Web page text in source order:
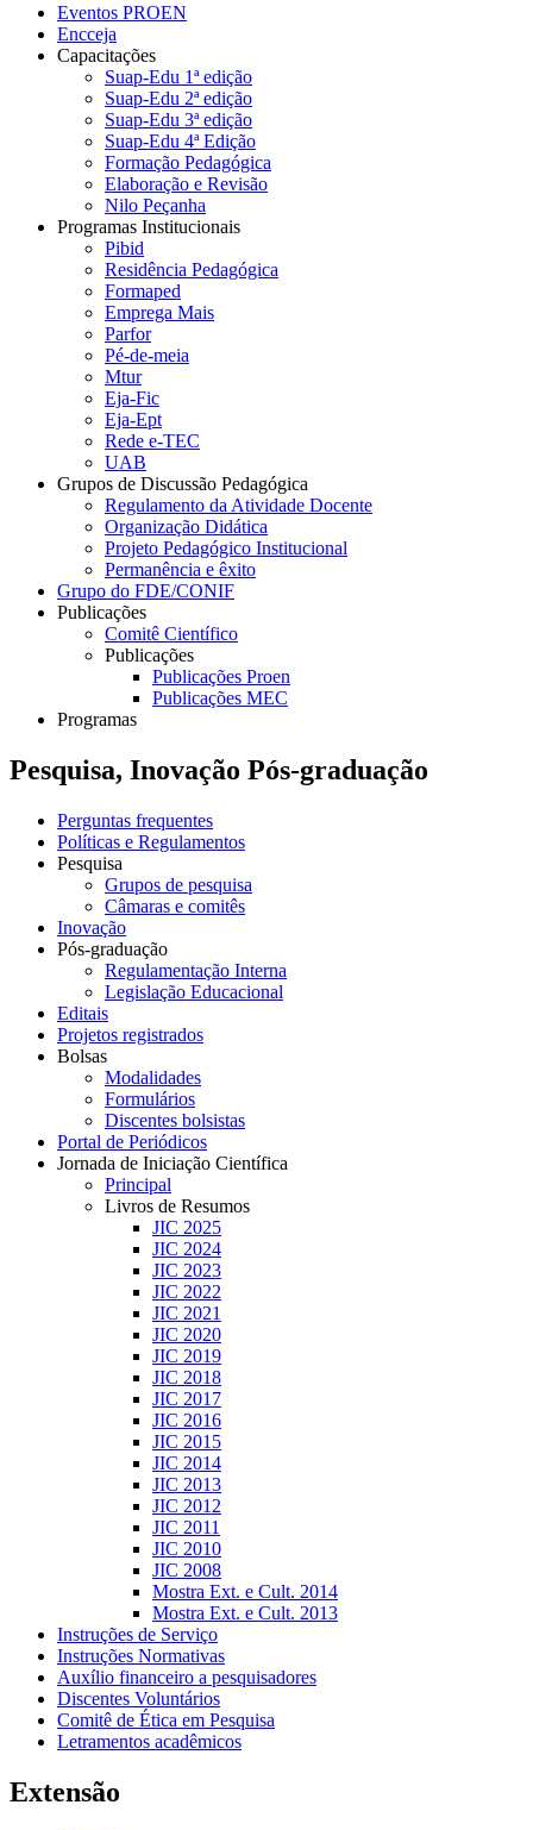
Eventos PROEN
Encceja
Capacitações
Suap-Edu 1ª edição
Suap-Edu 2ª edição
Suap-Edu 3ª edição
Suap-Edu 4ª Edição
Formação Pedagógica
Elaboração e Revisão
Nilo Peçanha
Programas Institucionais
Pibid
Residência Pedagógica
Formaped
Emprega Mais
Parfor
Pé-de-meia
Mtur
Eja-Fic
Eja-Ept
Rede e-TEC
UAB
Grupos de Discussão Pedagógica
Regulamento da Atividade Docente
Organização Didática
Projeto Pedagógico Institucional
Permanência e êxito
Grupo do FDE/CONIF
Publicações
Comitê Científico
Publicações
Publicações Proen
Publicações MEC
Programas
Pesquisa, Inovação Pós-graduação
Perguntas frequentes
Políticas e Regulamentos
Pesquisa
Grupos de pesquisa
Câmaras e comitês
Inovação
Pós-graduação
Regulamentação Interna
Legislação Educacional
Editais
Projetos registrados
Bolsas
Modalidades
Formulários
Discentes bolsistas
Portal de Periódicos
Jornada de Iniciação Científica
Principal
Livros de Resumos
JIC 2025
JIC 2024
JIC 2023
JIC 2022
JIC 2021
JIC 2020
JIC 2019
JIC 2018
JIC 2017
JIC 2016
JIC 2015
JIC 2014
JIC 2013
JIC 2012
JIC 2011
JIC 2010
JIC 2008
Mostra Ext. e Cult. 2014
Mostra Ext. e Cult. 2013
Instruções de Serviço
Instruções Normativas
Auxílio financeiro a pesquisadores
Discentes Voluntários
Comitê de Ética em Pesquisa
Letramentos acadêmicos
Extensão